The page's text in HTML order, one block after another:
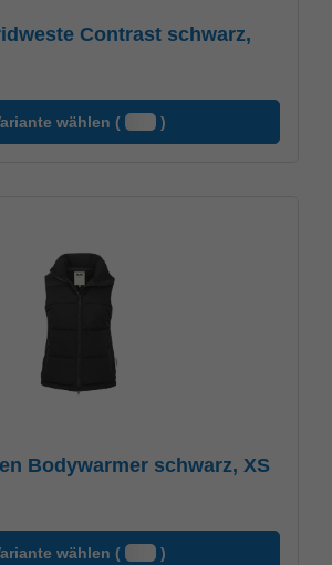
Contrast schwarz,
wählen ( )
Bodywarmer schwarz, XS
wählen ( )